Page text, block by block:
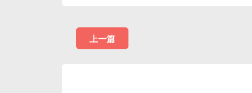
上一篇